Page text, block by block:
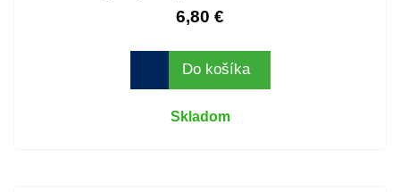
6,80 €
Do košíka
Skladom